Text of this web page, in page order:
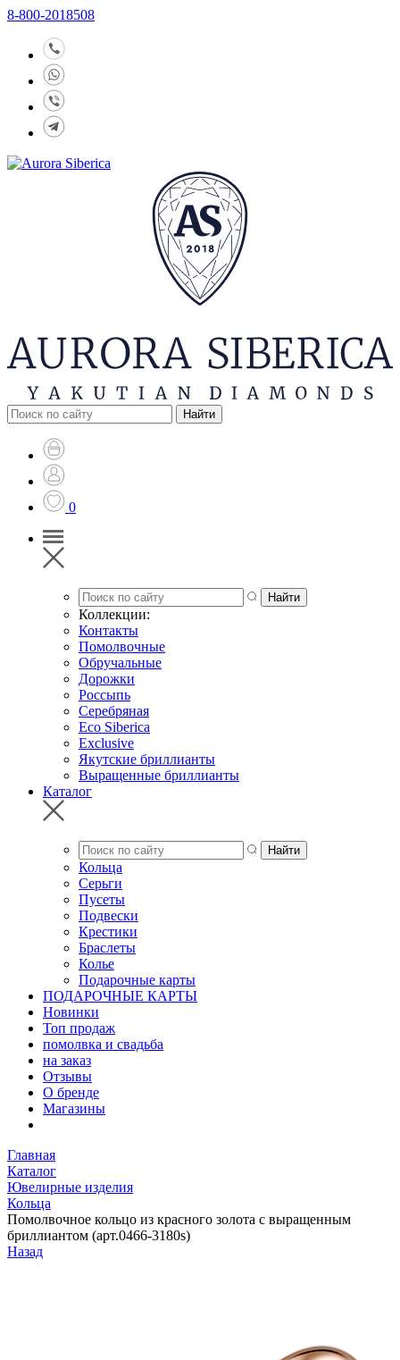
8-800-2018508
0
Коллекции:
Контакты
Помолвочные
Обручальные
Дорожки
Россыпь
Серебряная
Eco Siberica
Exclusive
Якутские бриллианты
Выращенные бриллианты
Каталог
Кольца
Серьги
Пусеты
Подвески
Крестики
Браслеты
Колье
Подарочные карты
ПОДАРОЧНЫЕ КАРТЫ
Новинки
Топ продаж
помолвка и свадьба
на заказ
Отзывы
О бренде
Магазины
Главная
Каталог
Ювелирные изделия
Кольца
Помолвочное кольцо из красного золота с выращенным
бриллиантом (арт.0466-3180s)
Назад